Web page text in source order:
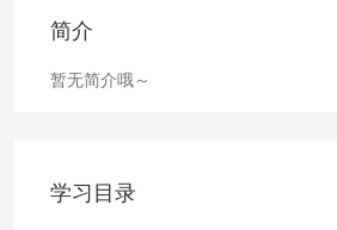
简介
暂无简介哦～
学习目录